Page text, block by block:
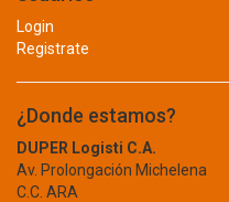
BOMBAS
ACCESORIOS
CENTRIFUGA
ARTIC
AVTEK
AYA
Login
Registrate
¿Donde estamos?
DUPER Logisti C.A.
Av. Prolongación Michelena
C.C. ARA